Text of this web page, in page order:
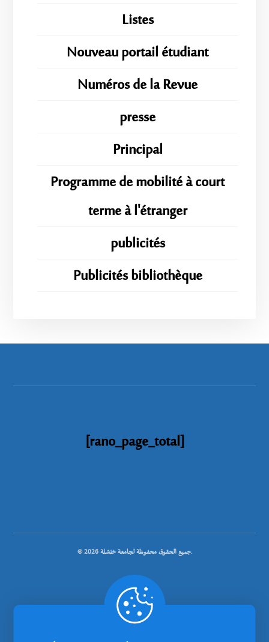
Listes
Nouveau portail étudiant
Numéros de la Revue
presse
Principal
Programme de mobilité à court
terme à l'étranger
publicités
Publicités bibliothèque
[rano_page_total]
© جميع الحقوق محفوظة لجامعة خنشلة 2026.
.